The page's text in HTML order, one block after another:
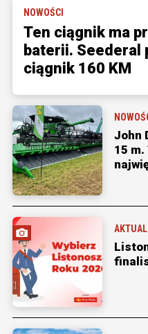
NOWOŚCI
Ten ciągnik ma
baterii. Seederal
ciągnik 160 KM
John
15